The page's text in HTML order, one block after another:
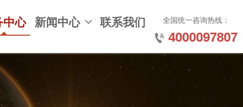
中心 新闻中心  联系我们 全国统一咨询热线：
 4000097807